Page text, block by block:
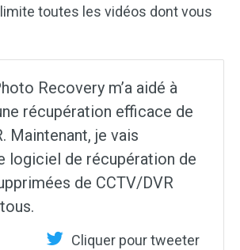
toutes les vidéos dont vous
Recovery m’a aidé à
récupération efficace de
Maintenant, je vais
logiciel de récupération de
de CCTV/DVR
Cliquer pour tweeter